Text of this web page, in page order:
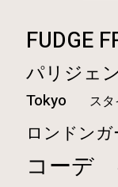
FUDGE
パリジェ
Tokyo ス
ロンドンガ
コーデ